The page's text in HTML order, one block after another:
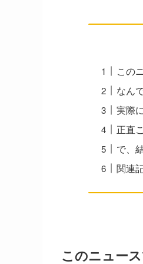
この
なん
実際
正直
で、
関連
このニュー